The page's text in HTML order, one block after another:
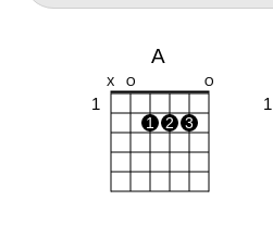
A
X O O
1
1 2 3
1